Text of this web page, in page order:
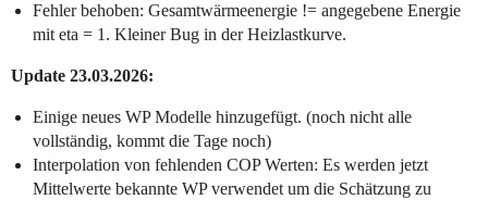
Fehler behoben: Gesamtwärmeenergie != angegebene Energie
mit eta = 1. Kleiner Bug in der Heizlastkurve.
Update 23.03.2026:
Einige neues WP Modelle hinzugefügt. (noch nicht alle
vollständig, kommt die Tage noch)
Interpolation von fehlenden COP Werten: Es werden jetzt
Mittelwerte bekannte WP verwendet um die Schätzung zu